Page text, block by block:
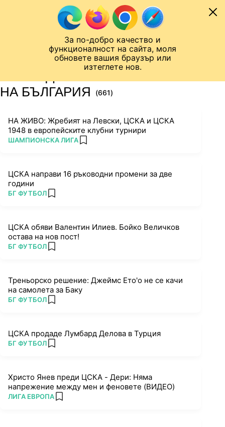
За по-добро качество и
функционалност на сайта, моля
обновете вашия браузър или
изтеглете нов.
Към съдържанието
Лига на Конференциите
НА БЪЛГАРИЯ
(661)
НА ЖИВО: Жребият на Левски, ЦСКА и ЦСКА
1948 в европейските клубни турнири
ПОВЕЧЕ ОТ
ШАМПИОНСКА ЛИГА add favorites
ЦСКА направи 16 ръководни промени за две
години
ПОВЕЧЕ ОТ
БГ ФУТБОЛ add favorites
ЦСКА обяви Валентин Илиев. Бойко Величков
остава на нов пост!
ПОВЕЧЕ ОТ
БГ ФУТБОЛ add favorites
Треньорско решение: Джеймс Ето'о не се качи
на самолета за Баку
ПОВЕЧЕ ОТ
БГ ФУТБОЛ add favorites
ЦСКА продаде Лумбард Делова в Турция
ПОВЕЧЕ ОТ
БГ ФУТБОЛ add favorites
Христо Янев преди ЦСКА - Дери: Няма
напрежение между мен и феновете (ВИДЕО)
ПОВЕЧЕ ОТ
ЛИГА ЕВРОПА add favorites